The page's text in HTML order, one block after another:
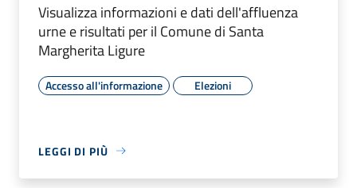
Visualizza informazioni e dati dell'affluenza
urne e risultati per il Comune di Santa
Margherita Ligure
Accesso all'informazione Elezioni
LEGGI DI PIÙ